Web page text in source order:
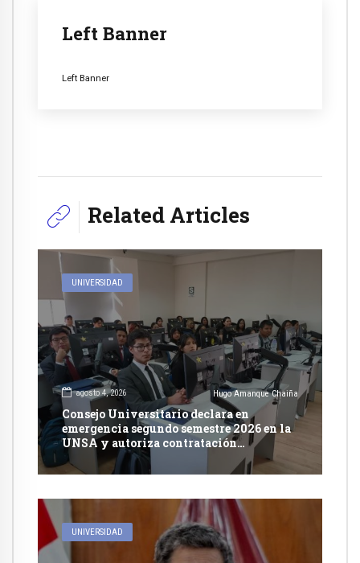
Left Banner
Left Banner
Related Articles
UNIVERSIDAD
agosto 4, 2026 Hugo Amanque Chaiña
Consejo Universitario declara en
emergencia segundo semestre 2026 en la
UNSA y autoriza contratación
excepcional de docentes
UNIVERSIDAD